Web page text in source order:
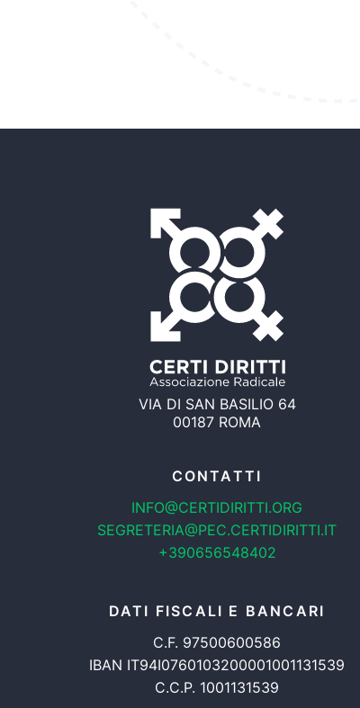
VIA DI SAN BASILIO 64
00187 ROMA
CONTATTI
INFO@CERTIDIRITTI.ORG
SEGRETERIA@PEC.CERTIDIRITTI.IT
+390656548402
DATI FISCALI E BANCARI
C.F. 97500600586
IBAN IT94I0760103200001001131539
C.C.P. 1001131539